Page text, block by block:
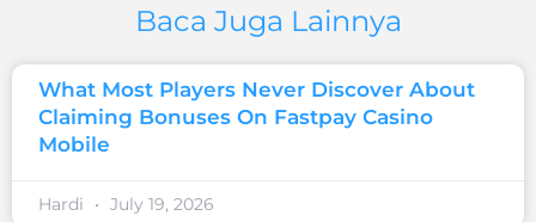
Baca Juga Lainnya
What Most Players Never Discover About
Claiming Bonuses On Fastpay Casino
Mobile
Hardi July 19, 2026